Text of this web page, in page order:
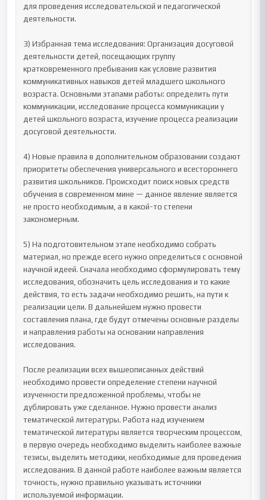
для проведения исследовательской и педагогической
деятельности.
3) Избранная тема исследования: Организация досуговой
деятельности детей, посещающих группу
кратковременного пребывания как условие развития
коммуникативных навыков детей младшего школьного
возраста. Основными этапами работы: определить пути
коммуникации, исследование процесса коммуникации у
детей школьного возраста, изучение процесса реализации
досуговой деятельности.
4) Новые правила в дополнительном образовании создают
приоритеты обеспечения универсального и всестороннего
развития школьников. Происходит поиск новых средств
обучения в современном мине — данное явление является
не просто необходимым, а в какой-то степени
закономерным.
5) На подготовительном этапе необходимо собрать
материал, но прежде всего нужно определиться с основной
научной идеей. Сначала необходимо сформулировать тему
исследования, обозначить цель исследования и то какие
действия, то есть задачи необходимо решить, на пути к
реализации цели. В дальнейшем нужно провести
составления плана, где будут отмечены основные разделы
и направления работы на основании направления
исследования.
После реализации всех вышеописанных действий
необходимо провести определение степени научной
изученности предложенной проблемы, чтобы не
дублировать уже сделанное. Нужно провести анализ
тематической литературы. Работа над изучением
тематической литературы является творческим процессом,
в первую очередь необходимо выделить наиболее важные
тезисы, выделить методики, необходимые для проведения
исследования. В данной работе наиболее важным является
точность, нужно правильно указывать источники
используемой информации.